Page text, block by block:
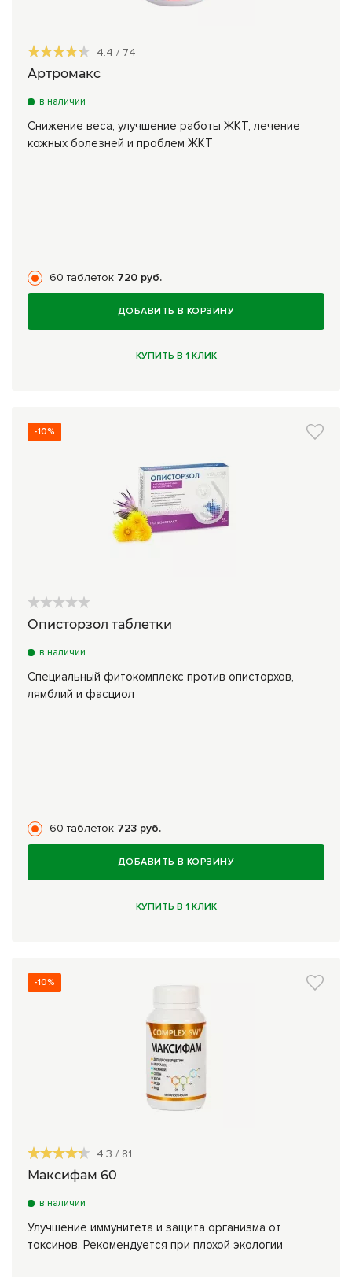
4.4 / 74
Артромакс
в наличии
Снижение веса, улучшение работы ЖКТ, лечение
кожных болезней и проблем ЖКТ
60 таблеток 720 руб.
ДОБАВИТЬ В КОРЗИНУ
КУПИТЬ В 1 КЛИК
-10%
Описторзол таблетки
в наличии
Специальный фитокомплекс против описторхов,
лямблий и фасциол
60 таблеток 723 руб.
ДОБАВИТЬ В КОРЗИНУ
КУПИТЬ В 1 КЛИК
-10%
4.3 / 81
Максифам 60
в наличии
Улучшение иммунитета и защита организма от
токсинов. Рекомендуется при плохой экологии